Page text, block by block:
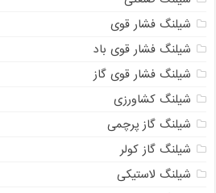
شیلنگ فشار قوی
شیلنگ فشار قوی باد
شیلنگ فشار قوی گاز
شیلنگ کشاورزی
شیلنگ گاز پرچمی
شیلنگ گاز کولر
شیلنگ لاستیکی